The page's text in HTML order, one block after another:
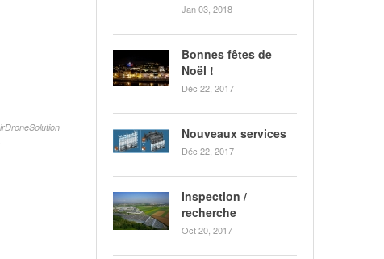
Jan 03, 2018
Bonnes fêtes de
Noël !
Déc 22, 2017
Nouveaux services
Déc 22, 2017
Inspection /
recherche
Oct 20, 2017